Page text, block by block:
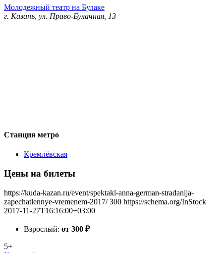
Молодежный театр на Булаке
г. Казань, ул. Право-Булачная, 13
Станция метро
Кремлёвская
Цены на билеты
https://kuda-kazan.ru/event/spektakl-anna-german-stradanija-
zapechatlennye-vremenem-2017/ 300 https://schema.org/InStock
2017-11-27T16:16:00+03:00
Взрослый: от 300 ₽
5+